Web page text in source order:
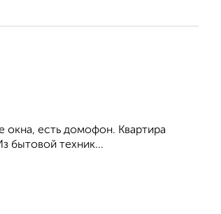
окна, есть домофон. Квартира
бытовой техник...